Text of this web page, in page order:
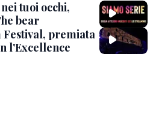
tuoi occhi,
bear
premiata
l'Excellence